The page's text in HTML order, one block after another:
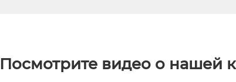
Посмотрите видео о нашей